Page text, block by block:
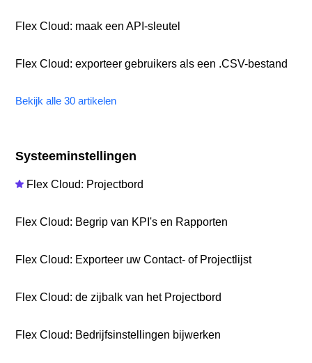
Flex Cloud: maak een API-sleutel
Flex Cloud: exporteer gebruikers als een .CSV-bestand
Bekijk alle 30 artikelen
Systeeminstellingen
Flex Cloud: Projectbord
Flex Cloud: Begrip van KPI's en Rapporten
Flex Cloud: Exporteer uw Contact- of Projectlijst
Flex Cloud: de zijbalk van het Projectbord
Flex Cloud: Bedrijfsinstellingen bijwerken